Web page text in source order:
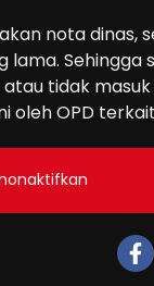
nota dinas,
Sehingga
tidak
oleh OPD